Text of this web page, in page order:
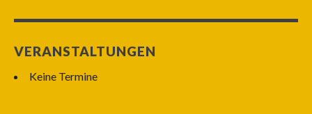
VERANSTALTUNGEN
Keine Termine